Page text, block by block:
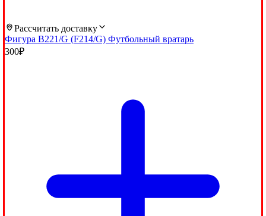
Рассчитать доставку
Фигура B221/G (F214/G) Футбольный вратарь
300₽